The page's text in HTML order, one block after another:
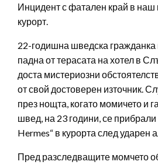
Инцидент с фатален край в наш
курорт.
22-годишна шведска гражданка
падна от терасата на хотел в
доста мистериозни
от свой достоверен източник.
през нощта, когато момичето и
швед, на 23 години, се
Hermes“ в курорта след ударен
Пред разследващите момчето